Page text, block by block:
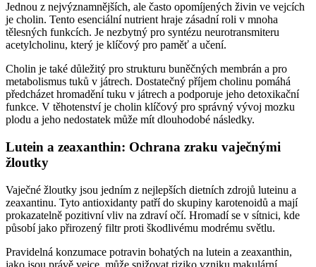
Jednou z nejvýznamnějších, ale často opomíjených živin ve vejcích
je cholin. Tento esenciální nutrient hraje zásadní roli v mnoha
tělesných funkcích. Je nezbytný pro syntézu neurotransmiteru
acetylcholinu, který je klíčový pro paměť a učení.
Cholin je také důležitý pro strukturu buněčných membrán a pro
metabolismus tuků v játrech. Dostatečný příjem cholinu pomáhá
předcházet hromadění tuku v játrech a podporuje jeho detoxikační
funkce. V těhotenství je cholin klíčový pro správný vývoj mozku
plodu a jeho nedostatek může mít dlouhodobé následky.
Lutein a zeaxanthin: Ochrana zraku vaječnými
žloutky
Vaječné žloutky jsou jedním z nejlepších dietních zdrojů luteinu a
zeaxantinu. Tyto antioxidanty patří do skupiny karotenoidů a mají
prokazatelně pozitivní vliv na zdraví očí. Hromadí se v sítnici, kde
působí jako přirozený filtr proti škodlivému modrému světlu.
Pravidelná konzumace potravin bohatých na lutein a zeaxanthin,
jako jsou právě vejce, může snižovat riziko vzniku makulární